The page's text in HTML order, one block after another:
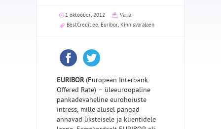
1 oktoober, 2012
Varia
BestCredit.ee, Euribor, Kinnisvaralaen
EURIBOR(European Interbank
Offered Rate) – üleeuroopaline
pankadevaheline eurohoiuste
intress, mille alusel pangad
annavad üksteisele ja klientidele